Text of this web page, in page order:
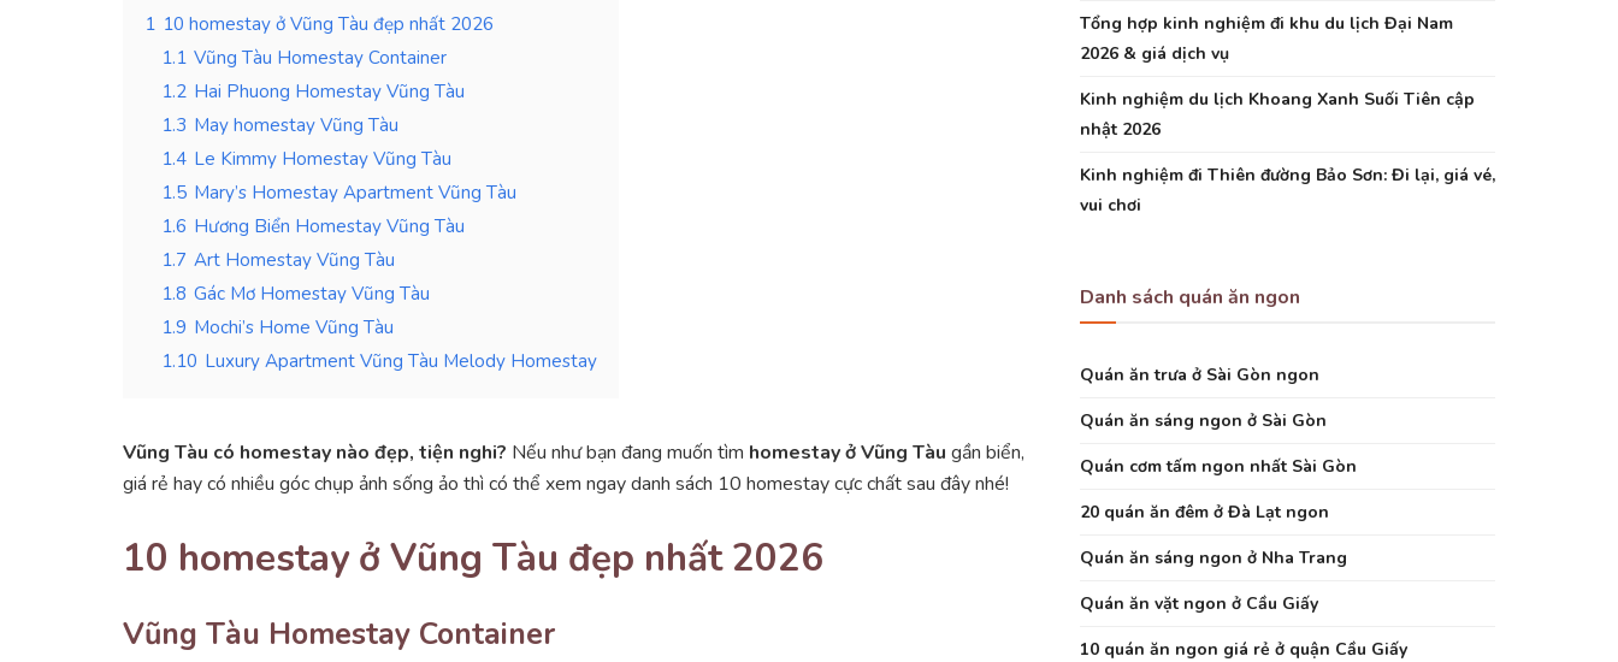
1 10 homestay ở Vũng Tàu đẹp nhất 2026
1.1 Vũng Tàu Homestay Container
1.2 Hai Phuong Homestay Vũng Tàu
1.3 May homestay Vũng Tàu
1.4 Le Kimmy Homestay Vũng Tàu
1.5 Mary’s Homestay Apartment Vũng Tàu
1.6 Hương Biển Homestay Vũng Tàu
1.7 Art Homestay Vũng Tàu
1.8 Gác Mơ Homestay Vũng Tàu
1.9 Mochi’s Home Vũng Tàu
1.10 Luxury Apartment Vũng Tàu Melody Homestay
Vũng Tàu có homestay nào đẹp, tiện nghi? Nếu như bạn đang muốn tìm homestay ở Vũng Tàu gần biển,
giá rẻ hay có nhiều góc chụp ảnh sống ảo thì có thể xem ngay danh sách 10 homestay cực chất sau đây nhé!
10 homestay ở Vũng Tàu đẹp nhất 2026
Vũng Tàu Homestay Container
Tổng hợp kinh nghiệm đi khu du lịch Đại Nam
2026 & giá dịch vụ
Kinh nghiệm du lịch Khoang Xanh Suối Tiên cập
nhật 2026
Kinh nghiệm đi Thiên đường Bảo Sơn: Đi lại, giá vé,
vui chơi
Danh sách quán ăn ngon
Quán ăn trưa ở Sài Gòn ngon
Quán ăn sáng ngon ở Sài Gòn
Quán cơm tấm ngon nhất Sài Gòn
20 quán ăn đêm ở Đà Lạt ngon
Quán ăn sáng ngon ở Nha Trang
Quán ăn vặt ngon ở Cầu Giấy
10 quán ăn ngon giá rẻ ở quận Cầu Giấy